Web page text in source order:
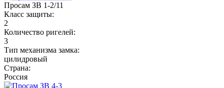
Просам ЗВ 1-2/11
Класс защиты:
2
Количество ригелей:
3
Тип механизма замка:
цилидровый
Страна:
Россия